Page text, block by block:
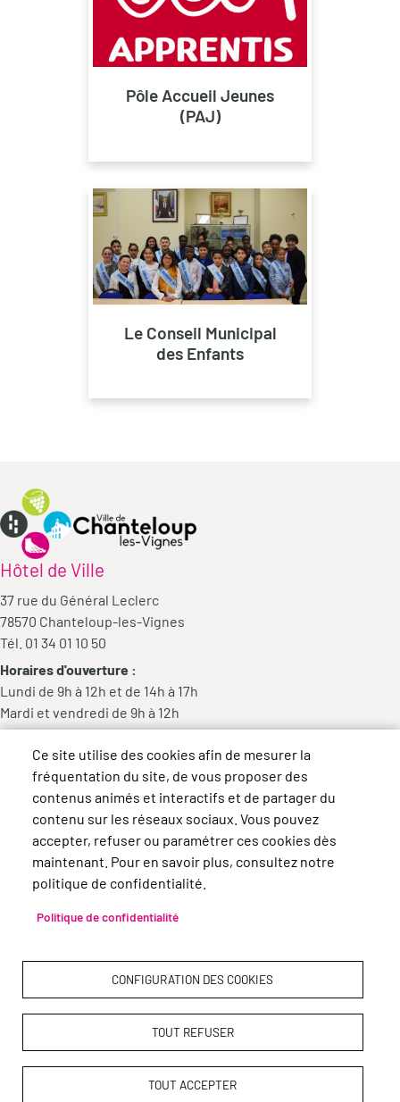
Pôle Accueil Jeunes
(PAJ)
Le Conseil Municipal
des Enfants
Hôtel de Ville
37 rue du Général Leclerc
78570 Chanteloup-les-Vignes
Tél. 01 34 01 10 50
Horaires d'ouverture :
Lundi de 9h à 12h et de 14h à 17h
Mardi et vendredi de 9h à 12h
Mercredi de 9h à 12h et de 14h à 18h
Jeudi de 14h à 17h
Ce site utilise des cookies afin de mesurer la
fréquentation du site, de vous proposer des
contenus animés et interactifs et de partager du
contenu sur les réseaux sociaux. Vous pouvez
accepter, refuser ou paramétrer ces cookies dès
maintenant. Pour en savoir plus, consultez notre
politique de confidentialité.
Politique de confidentialité
CONFIGURATION DES COOKIES
TOUT REFUSER
TOUT ACCEPTER
Pied de page
AccueilPlan du siteContactMentions légales
Accessibilité : Non conforme